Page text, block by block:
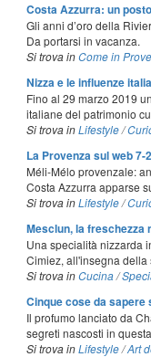
Costa Azzurra: un
Gli anni d’oro della
Da portarsi in vacanza.
Si trova in Come in
Nizza e le influenze
Fino al 29 marzo 2019
italiane del patrimonio
Si trova in Lifestyle /
La Provenza sul web 7-
Méli-Mélo provenzale:
Costa Azzurra apparse
Si trova in Lifestyle /
Mesclun, la freschezza
Una specialità nizzarda
Cimiez, all'insegna della
Si trova in Cucina /
Cinque cose da sapere
Il profumo lanciato da
segreti nascosti in
Si trova in Lifestyle /Art